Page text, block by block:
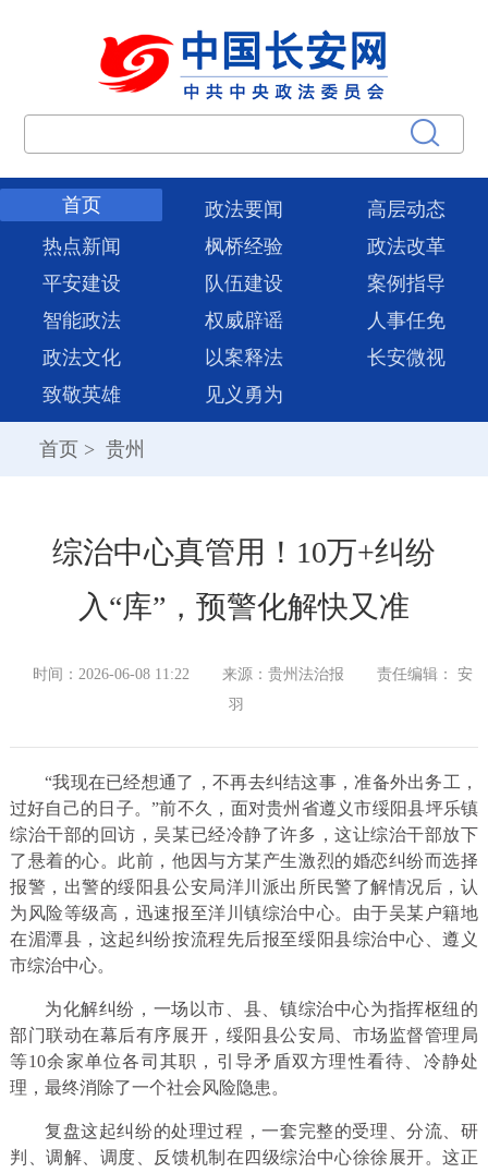
首页 政法要闻
高层动态
热点新闻
枫桥经验
政法改革
平安建设
队伍建设
案例指导
智能政法
权威辟谣
人事任免
政法文化
以案释法
长安微视
致敬英雄
见义勇为
首页 > 贵州
综治中心真管用！10万+纠纷
入“库”，预警化解快又准
时间：2026-06-08 11:22 来源：贵州法治报
责任编辑： 安
羽
“我现在已经想通了，不再去纠结这事，准备外出务工，
过好自己的日子。”前不久，面对贵州省遵义市绥阳县坪乐镇
综治干部的回访，吴某已经冷静了许多，这让综治干部放下
了悬着的心。此前，他因与方某产生激烈的婚恋纠纷而选择
报警，出警的绥阳县公安局洋川派出所民警了解情况后，认
为风险等级高，迅速报至洋川镇综治中心。由于吴某户籍地
在湄潭县，这起纠纷按流程先后报至绥阳县综治中心、遵义
市综治中心。
为化解纠纷，一场以市、县、镇综治中心为指挥枢纽的
部门联动在幕后有序展开，绥阳县公安局、市场监督管理局
等10余家单位各司其职，引导矛盾双方理性看待、冷静处
理，最终消除了一个社会风险隐患。
复盘这起纠纷的处理过程，一套完整的受理、分流、研
判、调解、调度、反馈机制在四级综治中心徐徐展开。这正